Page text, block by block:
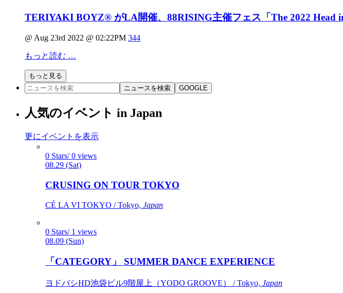
TERIYAKI BOYZ® がLA開催、88RISING主催フェス「The 2022
@ Aug 23rd 2022 @ 02:22PM 344
もっと読む …
もっと見る
ニュースを検索
GOOGLE
人気のイベント in Japan
更にイベントを表示
0 Stars/ 0 views
08.29 (Sat)
CRUSING ON TOUR TOKYO
CÉ LA VI TOKYO / Tokyo, Japan
0 Stars/ 1 views
08.09 (Sun)
「CATEGORY」 SUMMER DANCE EXPERIENCE
ヨドバシHD池袋ビル9階屋上（YODO GROOVE） / Tokyo, Japan